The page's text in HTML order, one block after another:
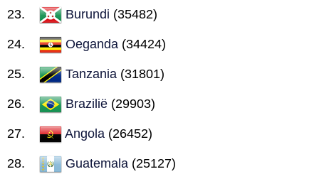
Burundi (35482)
Oeganda (34424)
Tanzania (31801)
Brazilië (29903)
Angola (26452)
Guatemala (25127)